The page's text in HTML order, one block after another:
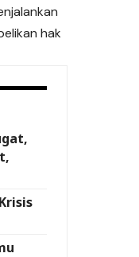
hak